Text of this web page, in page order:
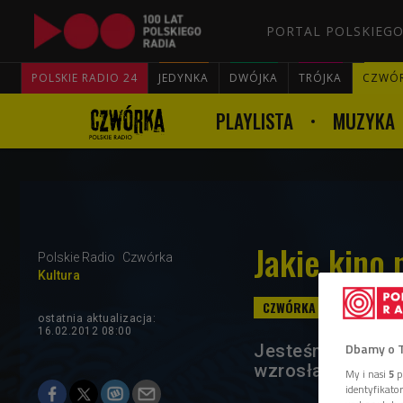
PORTAL
POLSKIE RADIO 24 JEDYNKA DWÓJKA TRÓJKA
PLAYLISTA MUZYKA
Polskie Radio
Czwórka
Kultura
Jakie kino
ostatnia aktualizacja:
16.02.2012 08:00
Jesteśmy w
wzrosła
Dbamy o
My i nasi 5